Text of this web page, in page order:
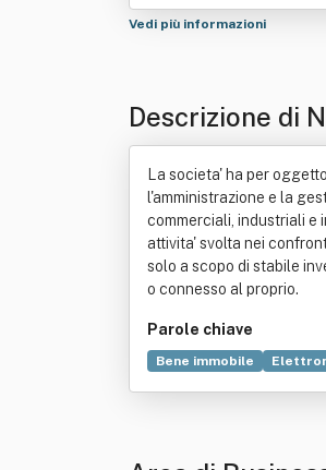
Vedi più informazioni
Descrizione di
La societa' ha per
l'amministrazione e la
commerciali, industriali e
attivita' svolta nei
solo a scopo di stabile
o connesso al proprio.
Parole chiave
Bene immobile